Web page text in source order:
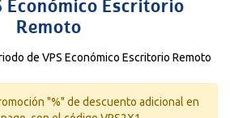
Económico Escritorio
Remoto
de VPS Económico Escritorio Remoto
"%" de descuento adicional en